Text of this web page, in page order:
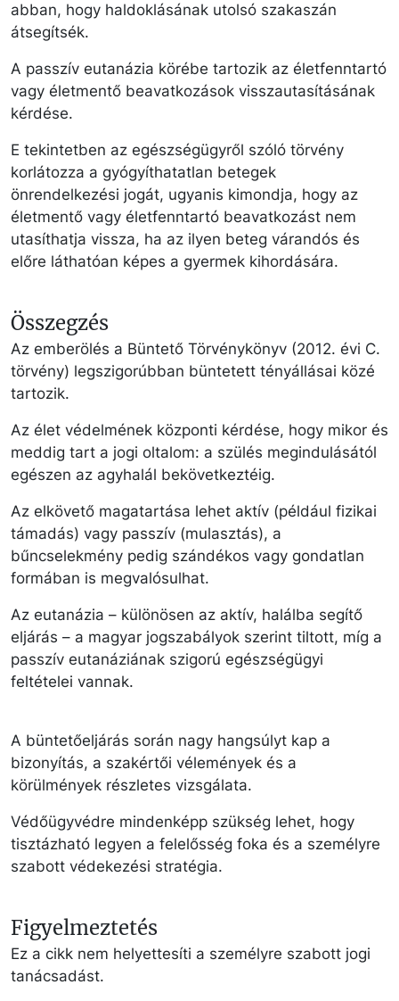
abban, hogy haldoklásának utolsó szakaszán
átsegítsék.
A passzív eutanázia körébe tartozik az életfenntartó
vagy életmentő beavatkozások visszautasításának
kérdése.
E tekintetben az egészségügyről szóló törvény
korlátozza a gyógyíthatatlan betegek
önrendelkezési jogát, ugyanis kimondja, hogy az
életmentő vagy életfenntartó beavatkozást nem
utasíthatja vissza, ha az ilyen beteg várandós és
előre láthatóan képes a gyermek kihordására.
Összegzés
Az emberölés a Büntető Törvénykönyv (2012. évi C.
törvény) legszigorúbban büntetett tényállásai közé
tartozik.
Az élet védelmének központi kérdése, hogy mikor és
meddig tart a jogi oltalom: a szülés megindulásától
egészen az agyhalál bekövetkeztéig.
Az elkövető magatartása lehet aktív (például fizikai
támadás) vagy passzív (mulasztás), a
bűncselekmény pedig szándékos vagy gondatlan
formában is megvalósulhat.
Az eutanázia – különösen az aktív, halálba segítő
eljárás – a magyar jogszabályok szerint tiltott, míg a
passzív eutanáziának szigorú egészségügyi
feltételei vannak.
A büntetőeljárás során nagy hangsúlyt kap a
bizonyítás, a szakértői vélemények és a
körülmények részletes vizsgálata.
Védőügyvédre mindenképp szükség lehet, hogy
tisztázható legyen a felelősség foka és a személyre
szabott védekezési stratégia.
Figyelmeztetés
Ez a cikk nem helyettesíti a személyre szabott jogi
tanácsadást.